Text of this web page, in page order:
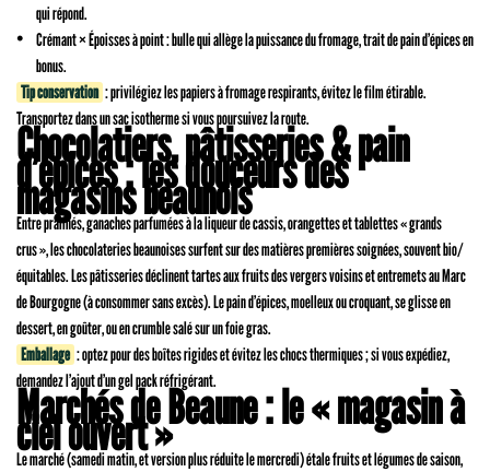
qui répond.
Crémant × Époisses à point : bulle qui allège la puissance du fromage, trait de pain d’épices en
bonus.
Tip conservation : privilégiez les papiers à fromage respirants, évitez le film étirable.
Transportez dans un sac isotherme si vous poursuivez la route.
Chocolatiers, pâtisseries & pain
d’épices : les douceurs des
magasins beaunois
Entre pralinés, ganaches parfumées à la liqueur de cassis, orangettes et tablettes « grands
crus », les chocolateries beaunoises surfent sur des matières premières soignées, souvent bio/
équitables. Les pâtisseries déclinent tartes aux fruits des vergers voisins et entremets au Marc
de Bourgogne (à consommer sans excès). Le pain d’épices, moelleux ou croquant, se glisse en
dessert, en goûter, ou en crumble salé sur un foie gras.
Emballage : optez pour des boîtes rigides et évitez les chocs thermiques ; si vous expédiez,
demandez l’ajout d’un gel pack réfrigérant.
Marchés de Beaune : le « magasin à
ciel ouvert »
Le marché (samedi matin, et version plus réduite le mercredi) étale fruits et légumes de saison,